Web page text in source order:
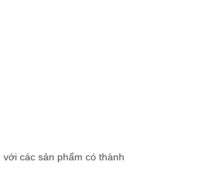
các sản phẩm có thành